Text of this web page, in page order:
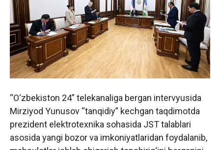
“O‘zbekiston 24” telekanaliga bergan intervyusida
Mirziyod Yunusov “tanqidiy” kechgan taqdimotda
prezident elektrotexnika sohasida JST talablari
asosida yangi bozor va imkoniyatlaridan foydalanib,